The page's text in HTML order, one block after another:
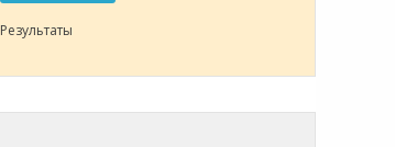
Результаты